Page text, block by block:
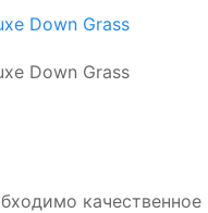
Down Grass
Down Grass
качественное